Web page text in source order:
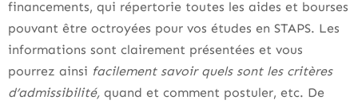
financements, qui répertorie toutes les aides et bourses
pouvant être octroyées pour vos études en STAPS. Les
informations sont clairement présentées et vous
pourrez ainsi facilement savoir quels sont les critères
d’admissibilité, quand et comment postuler, etc. De